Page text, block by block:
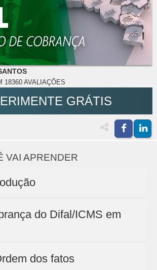
18360 AVALIAÇÕES
GRÁTIS
VAI APRENDER
do Difal/ICMS em
dos fatos